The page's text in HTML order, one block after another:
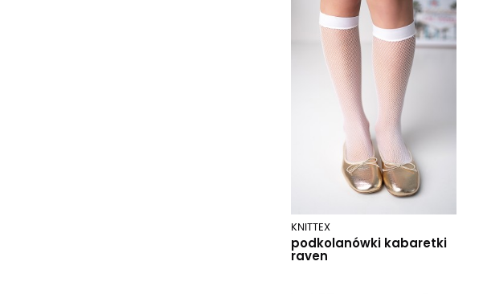
KNITTEX
podkolanówki kabaretki
raven